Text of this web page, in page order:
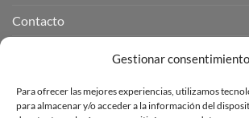
Gestionar consentimiento
Para ofrecer las mejores experiencias, utilizamos
para almacenar y/o acceder a la información del
Contacto
INFORMACIÓN LEGAL